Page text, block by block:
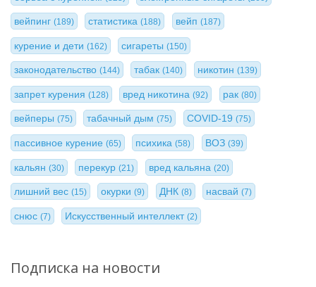
вейпинг (189) статистика(188) вейп (187)
курение и дети (162) сигареты(150)
законодательство (144) табак(140) никотин (139)
запрет курения (128) вред никотина(92) рак (80)
вейперы (75) табачный дым(75) COVID-19 (75)
пассивное курение (65) психика(58) ВОЗ (39)
кальян (30) перекур(21) вред кальяна (20)
лишний вес (15) окурки(9) ДНК (8) насвай(7)
снюс (7) Искусственный интеллект(2)
Подписка на новости